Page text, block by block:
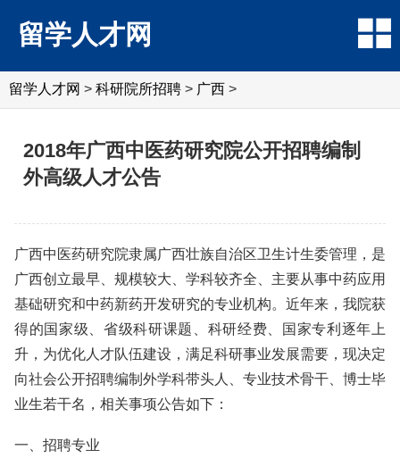
留学人才网
留学人才网 > 科研院所招聘 > 广西 >
2018年广西中医药研究院公开招聘编制
外高级人才公告
广西中医药研究院隶属广西壮族自治区卫生计生委管理，是
广西创立最早、规模较大、学科较齐全、主要从事中药应用
基础研究和中药新药开发研究的专业机构。近年来，我院获
得的国家级、省级科研课题、科研经费、国家专利逐年上
升，为优化人才队伍建设，满足科研事业发展需要，现决定
向社会公开招聘编制外学科带头人、专业技术骨干、博士毕
业生若干名，相关事项公告如下：
一、招聘专业